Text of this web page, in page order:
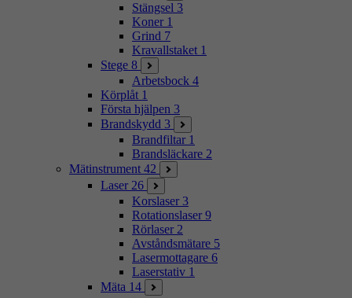
Stängsel 3
Koner 1
Grind 7
Kravallstaket 1
Stege 8
Arbetsbock 4
Körplåt 1
Första hjälpen 3
Brandskydd 3
Brandfiltar 1
Brandsläckare 2
Mätinstrument 42
Laser 26
Korslaser 3
Rotationslaser 9
Rörlaser 2
Avståndsmätare 5
Lasermottagare 6
Laserstativ 1
Mäta 14